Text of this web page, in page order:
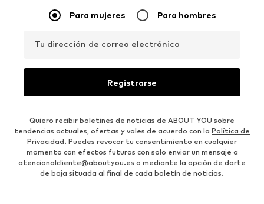
Para mujeres Para hombres
Tu dirección de correo electrónico
Registrarse
Quiero recibir boletines de noticias de ABOUT YOU sobre
tendencias actuales, ofertas y vales de acuerdo con la Política de
Privacidad. Puedes revocar tu consentimiento en cualquier
momento con efectos futuros con solo enviar un mensaje a
atencionalcliente@aboutyou.es o mediante la opción de darte
de baja situada al final de cada boletín de noticias.